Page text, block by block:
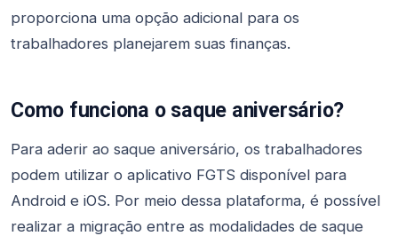
proporciona uma opção adicional para os
trabalhadores planejarem suas finanças.
Como funciona o saque aniversário?
Para aderir ao saque aniversário, os trabalhadores
podem utilizar o aplicativo FGTS disponível para
Android e iOS. Por meio dessa plataforma, é possível
realizar a migração entre as modalidades de saque